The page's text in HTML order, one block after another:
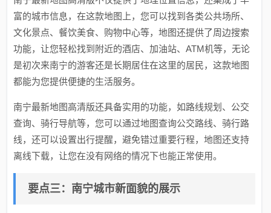
富的城市信息，在这款地图上，您可以找到各类公共场所、
文化景点、餐饮美食、购物中心等，地图还提供了周边搜索
功能，让您轻松找到附近的酒店、加油站、ATM机等，无论
是初次来南宁的游客还是长期居住在这里的居民，这款地图
都能为您提供便捷的生活服务。
南宁最新地图高清版还具备实用的功能，如路线规划、公交
查询、骑行导航等，您可以通过地图查询公交路线、骑行路
线，还可以设置出行提醒，避免错过重要行程，地图还支持
离线下载，让您在没有网络的情况下也能正常使用。
要点三：南宁城市新面貌的展示